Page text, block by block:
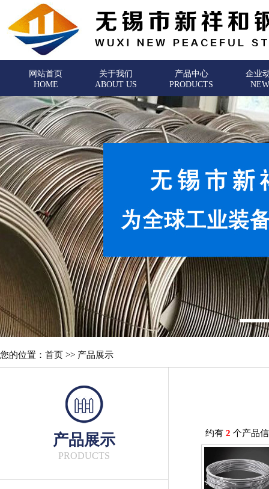
网站首页
HOME
关于我们
ABOUT US
产品中心
PRODUCTS
企业
您的位置：首页 >> 产品展示
产品展示
PRODUCTS
约有 2 个产品